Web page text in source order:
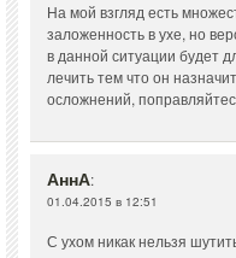
На мой взгляд есть
заложенность в ухе, но
в данной ситуации будет
лечить тем что он
осложнений,
АннА:
01.04.2015 в 12:51
С ухом никак нельзя